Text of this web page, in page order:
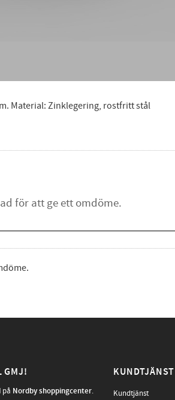
Material: Zinklegering, rostfritt stål
GMJ!
på Nordby shoppingcenter.
KUNDTJÄNST
Kundtjänst